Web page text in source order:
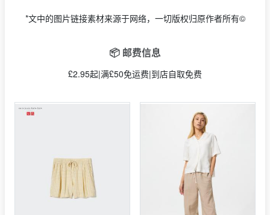
*文中的图片链接素材来源于网络，一切版权归原作者所有©
📦 邮费信息
£2.95起|满£50免运费|到店自取免费